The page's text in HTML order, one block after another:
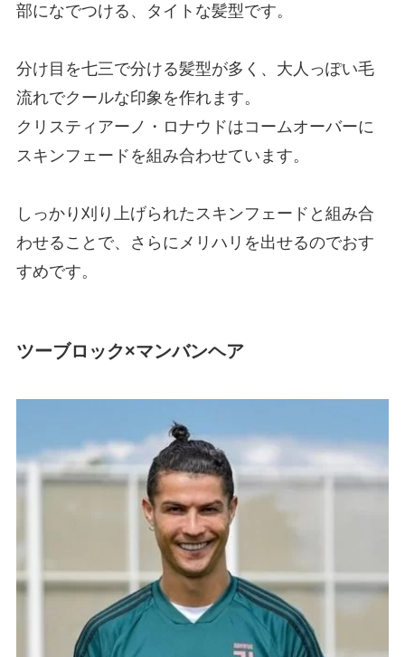
部になでつける、タイトな髪型です。
分け目を七三で分ける髪型が多く、大人っぽい毛
流れでクールな印象を作れます。
クリスティアーノ・ロナウドはコームオーバーに
スキンフェードを組み合わせています。
しっかり刈り上げられたスキンフェードと組み合
わせることで、さらにメリハリを出せるのでおす
すめです。
ツーブロック×マンバンヘア